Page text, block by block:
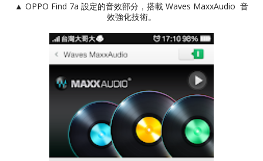
▲ OPPO Find 7a 設定的音效部分，搭載 Waves MaxxAudio 音
效強化技術。